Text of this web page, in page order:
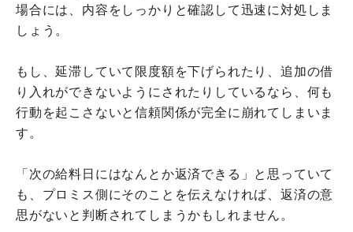
場合には、内容をしっかりと確認して迅速に対処しま
しょう。
もし、延滞していて限度額を下げられたり、追加の借
り入れができないようにされたりしているなら、何も
行動を起こさないと信頼関係が完全に崩れてしまいま
す。
「次の給料日にはなんとか返済できる」と思っていて
も、プロミス側にそのことを伝えなければ、返済の意
思がないと判断されてしまうかもしれません。